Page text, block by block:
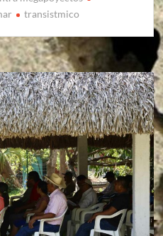
transistmico